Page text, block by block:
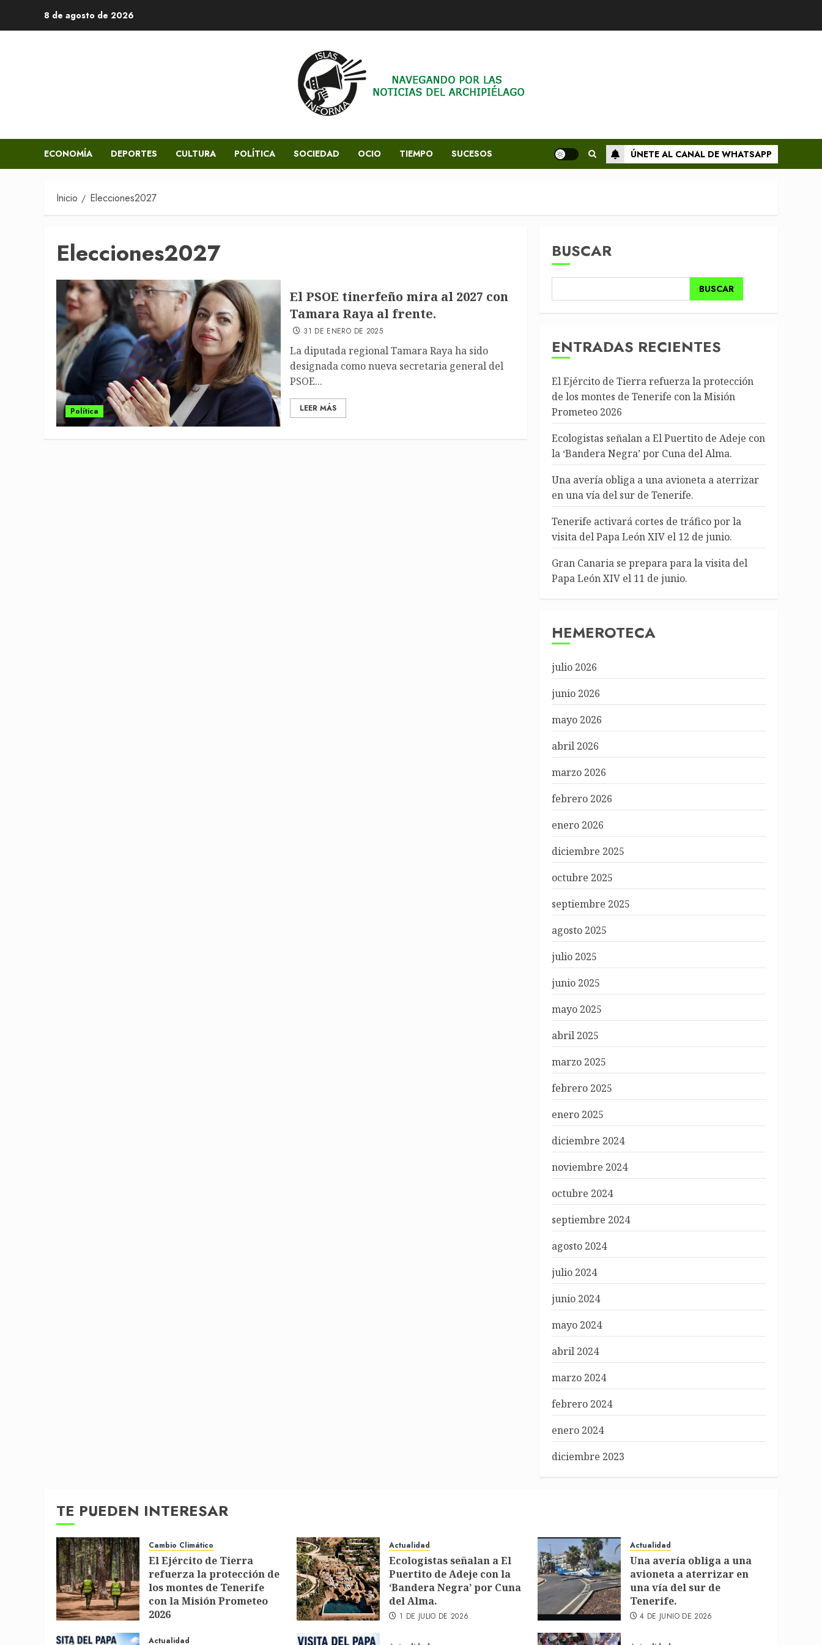
8 de agosto de 2026
ECONOMÍA DEPORTES CULTURA POLÍTICA SOCIEDAD OCIO TIEMPO SUCESOS ÚNETE AL CANAL DE WHATSAPP
Inicio Elecciones2027
Elecciones2027
Política
El PSOE tinerfeño mira al 2027 con
Tamara Raya al frente.
31 DE ENERO DE 2025
La diputada regional Tamara Raya ha sido
designada como nueva secretaria general del
PSOE...
LEER MÁS
BUSCAR
BUSCAR
ENTRADAS RECIENTES
El Ejército de Tierra refuerza la protección
de los montes de Tenerife con la Misión
Prometeo 2026
Ecologistas señalan a El Puertito de Adeje con
la ‘Bandera Negra’ por Cuna del Alma.
Una avería obliga a una avioneta a aterrizar
en una vía del sur de Tenerife.
Tenerife activará cortes de tráfico por la
visita del Papa León XIV el 12 de junio.
Gran Canaria se prepara para la visita del
Papa León XIV el 11 de junio.
HEMEROTECA
julio 2026
junio 2026
mayo 2026
abril 2026
marzo 2026
febrero 2026
enero 2026
diciembre 2025
octubre 2025
septiembre 2025
agosto 2025
julio 2025
junio 2025
mayo 2025
abril 2025
marzo 2025
febrero 2025
enero 2025
diciembre 2024
noviembre 2024
octubre 2024
septiembre 2024
agosto 2024
julio 2024
junio 2024
mayo 2024
abril 2024
marzo 2024
febrero 2024
enero 2024
diciembre 2023
TE PUEDEN INTERESAR
Cambio Climático
El Ejército de Tierra
refuerza la protección de
los montes de Tenerife
con la Misión Prometeo
2026
Actualidad
Ecologistas señalan a El
Puertito de Adeje con la
‘Bandera Negra’ por Cuna
del Alma.
1 DE JULIO DE 2026
Actualidad
Una avería obliga a una
avioneta a aterrizar en
una vía del sur de
Tenerife.
4 DE JUNIO DE 2026
Actualidad